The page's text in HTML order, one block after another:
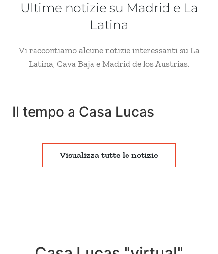
Ultime notizie su Madrid e La
Latina
Vi raccontiamo alcune notizie interessanti su La
Latina, Cava Baja e Madrid de los Austrias.
Il tempo a Casa Lucas
Visualizza tutte le notizie